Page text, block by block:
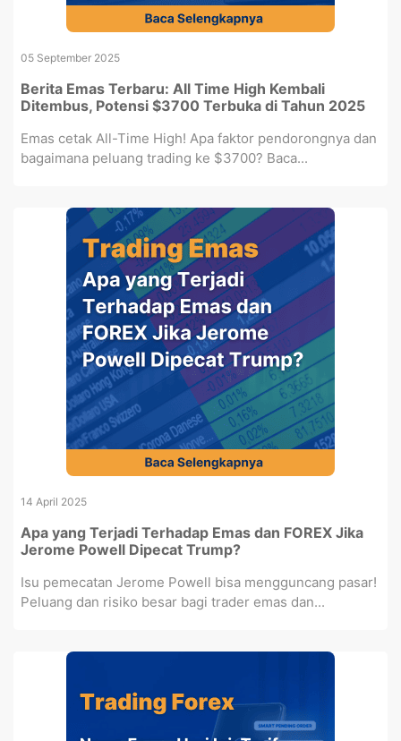
05 September 2025
Berita Emas Terbaru: All Time High Kembali
Ditembus, Potensi $3700 Terbuka di Tahun 2025
Emas cetak All-Time High! Apa faktor pendorongnya dan
bagaimana peluang trading ke $3700? Baca...
14 April 2025
Apa yang Terjadi Terhadap Emas dan FOREX Jika
Jerome Powell Dipecat Trump?
Isu pemecatan Jerome Powell bisa mengguncang pasar!
Peluang dan risiko besar bagi trader emas dan...